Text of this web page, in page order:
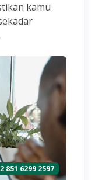
kamu
851 6299 2597